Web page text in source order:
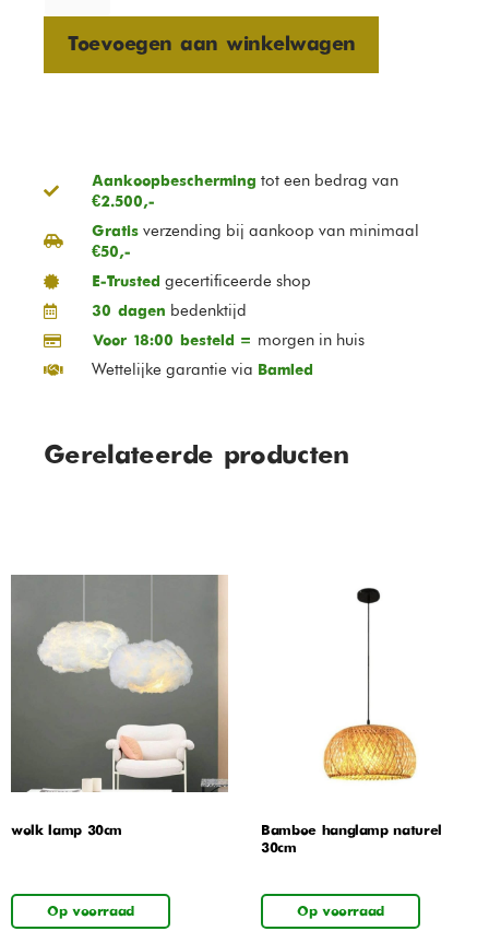
Toevoegen aan winkelwagen
Aankoopbescherming tot een bedrag van
€2.500,-
Gratisverzending bij aankoop van minimaal
€50,-
E-Trusted gecertificeerde shop
30 dagen bedenktijd
Voor 18:00 besteld = morgen in huis
Wettelijke garantie via Bamled
Gerelateerde producten
wolk lamp 30cm
Op voorraad
Bamboe hanglamp naturel
30cm
Op voorraad